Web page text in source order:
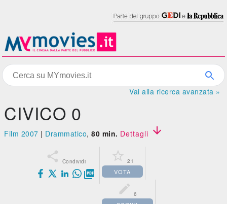
Vai alla ricerca avanzata »
CIVICO 0
Film 2007 | Drammatico,80 min. Dettagli 
 Condividi

 21
VOTA
 6